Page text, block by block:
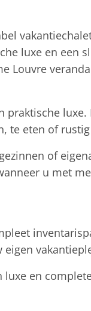
luxe en een
Louvre
eten of
of
u met
en